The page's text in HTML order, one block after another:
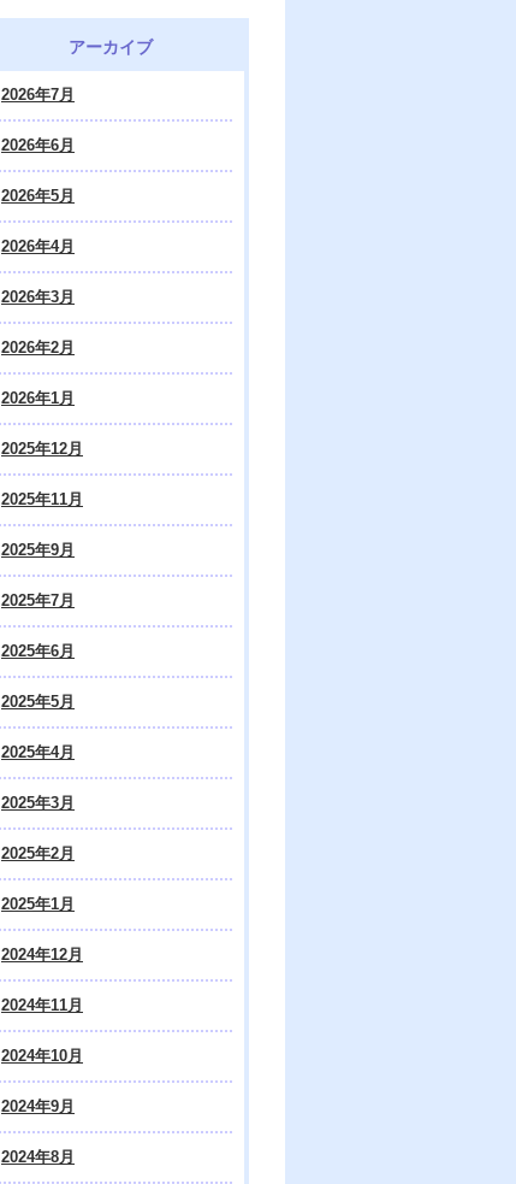
アーカイブ
2026年7月
2026年6月
2026年5月
2026年4月
2026年3月
2026年2月
2026年1月
2025年12月
2025年11月
2025年9月
2025年7月
2025年6月
2025年5月
2025年4月
2025年3月
2025年2月
2025年1月
2024年12月
2024年11月
2024年10月
2024年9月
2024年8月